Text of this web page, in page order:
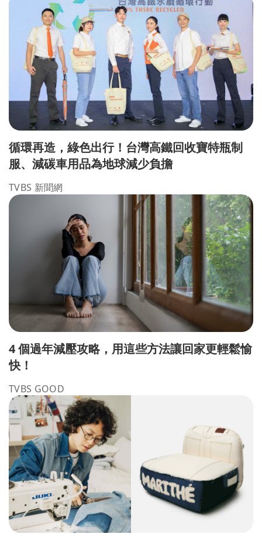
循環再造，綠色出行！台灣高鐵回收寶特瓶制
服、減碳車用品為地球減少負擔
TVBS 新聞網
4 個過年減壓攻略，用這些方法讓回家更輕鬆愉
快！
TVBS GOOD